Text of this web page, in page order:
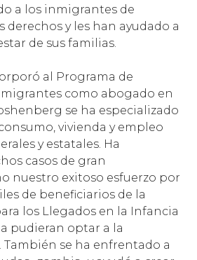
a los inmigrantes de
derechos y les han ayudado a
de sus familias.
al Programa de
como abogado en
se ha especializado
vivienda y empleo
y estatales. Ha
casos de gran
nuestro exitoso esfuerzo por
de beneficiarios de la
los Llegados en la Infancia
pudieran optar a la
se ha enfrentado a